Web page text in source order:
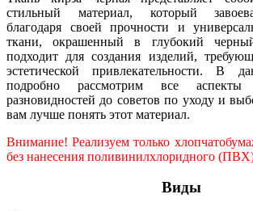
стильный материал, который
благодаря своей прочности и
ткани, окрашенный в глубокий
подходит для создания изделий,
эстетической привлекательности. В
подробно рассмотрим все
разновидностей до советов по уходу и
вам лучше понять этот материал.
Внимание! Реализуем только
без нанесения поливинилхлоридного
Виды